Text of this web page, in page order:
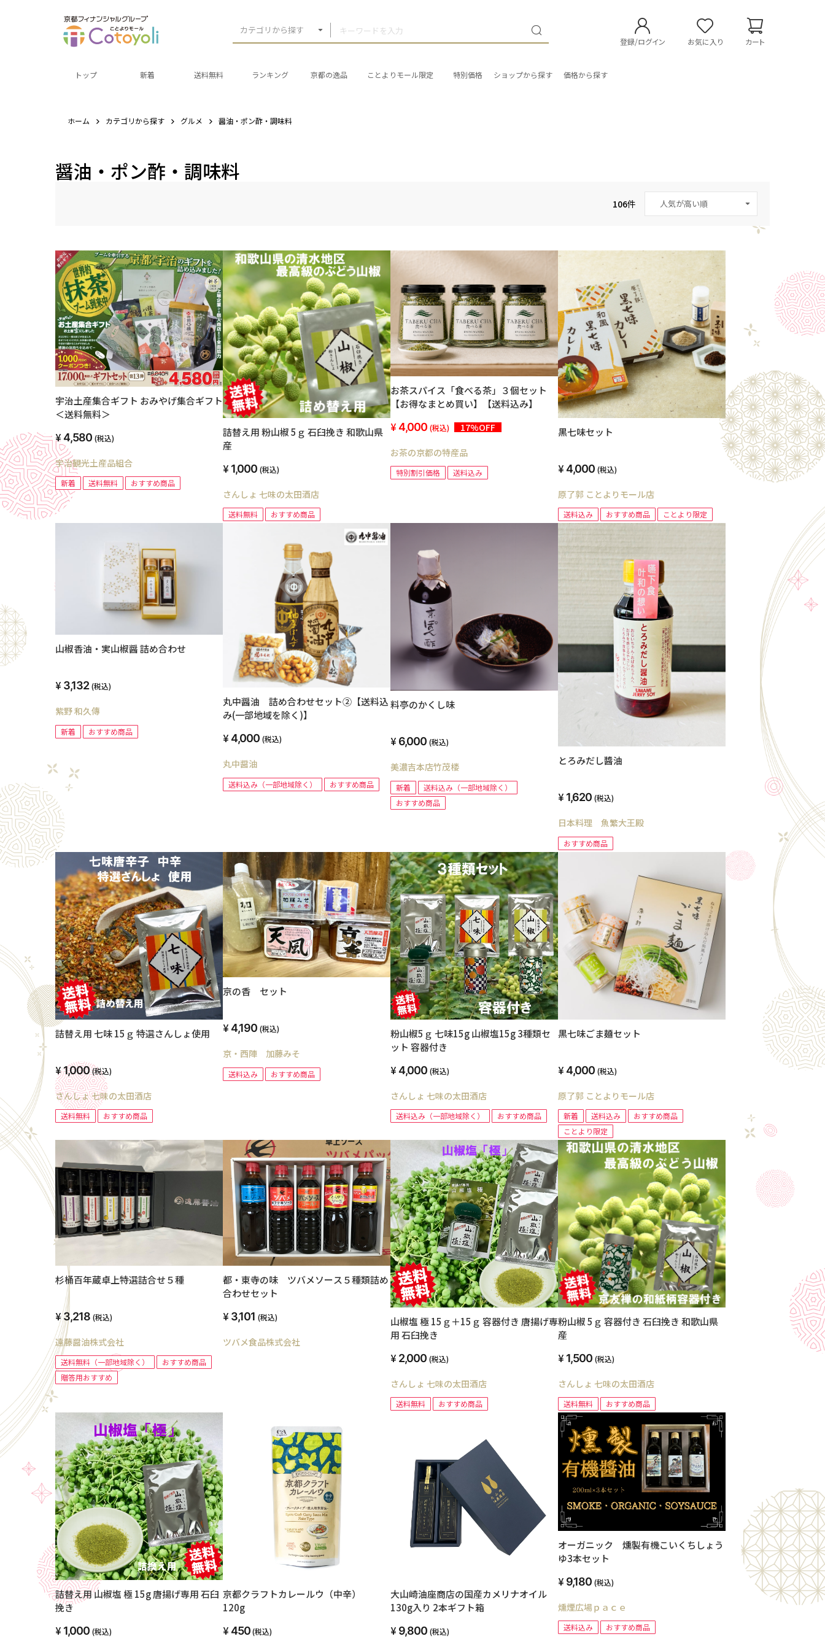
カテゴリから探す
登録/ログイン お気に入り カート
トップ 新着 送料無料 ランキング 京都の逸品 ことよりモール限定 特別価格 ショップから探す 価格から探す
ホーム カテゴリから探す グルメ 醤油・ポン酢・調味料
醤油・ポン酢・調味料
106件
宇治土産集合ギフト おみやげ集合ギフト
＜送料無料＞
4,580 (税込)
宇治観光土産品組合
新着 送料無料 おすすめ商品
詰替え用 粉山椒 5ｇ 石臼挽き 和歌山県
産
1,000 (税込)
さんしょ 七味の太田酒店
送料無料 おすすめ商品
お茶スパイス「食べる茶」３個セット
【お得なまとめ買い】【送料込み】
4,000 (税込) 17%OFF
お茶の京都の特産品
特別割引価格 送料込み
黒七味セット
4,000 (税込)
原了郭 ことよりモール店
送料込み おすすめ商品 ことより限定
山椒香油・実山椒醤 詰め合わせ
3,132 (税込)
紫野 和久傳
新着 おすすめ商品
丸中醤油 詰め合わせセット②【送料込
み(一部地域を除く)】
4,000 (税込)
丸中醤油
送料込み（一部地域除く） おすすめ商品
料亭のかくし味
6,000 (税込)
美濃吉本店竹茂楼
新着
送料込み（一部地域除く）
おすすめ商品
とろみだし醬油
1,620 (税込)
日本料理 魚繁大王殿
おすすめ商品
詰替え用 七味 15ｇ 特選さんしょ使用
1,000(税込)
さんしょ 七味の太田酒店
送料無料 おすすめ商品
京の香 セット
4,190 (税込)
京・西陣 加藤みそ
送料込み おすすめ商品
粉山椒5ｇ 七味15g 山椒塩15g 3種類セ
ット 容器付き
4,000 (税込)
さんしょ 七味の太田酒店
送料込み（一部地域除く） おすすめ商品
黒七味ごま麺セット
4,000 (税込)
原了郭 ことよりモール店
新着 送料込み
おすすめ商品
ことより限定
杉桶百年蔵卓上特選詰合せ５種
3,218 (税込)
遠藤醤油株式会社
送料無料（一部地域除く）
おすすめ商品
贈答用おすすめ
都・東寺の味 ツバメソース５種類詰め
合わせセット
3,101 (税込)
ツバメ食品株式会社
山椒塩 極 15ｇ＋15ｇ 容器付き 唐揚げ専
用 石臼挽き
2,000 (税込)
さんしょ 七味の太田酒店
送料無料 おすすめ商品
粉山椒 5ｇ 容器付き 石臼挽き 和歌山県
産
1,500 (税込)
さんしょ 七味の太田酒店
送料無料 おすすめ商品
詰替え用 山椒塩 極 15g 唐揚げ専用 石臼
挽き
1,000 (税込)
京都クラフトカレールウ（中辛）
120g
450(税込)
大山崎油座商店の国産カメリナオイル
130g入り 2本ギフト箱
9,800 (税込)
オーガニック 燻製有機こいくちしょう
ゆ3本セット
9,180 (税込)
燻煙広場ｐａｃｅ
送料込み おすすめ商品